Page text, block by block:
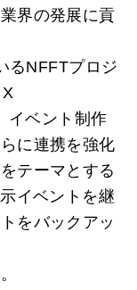
界の発展に貢
るNFFTプロジ
イベント制作
に連携を強化
テーマとする
イベントを継
をバックアッ